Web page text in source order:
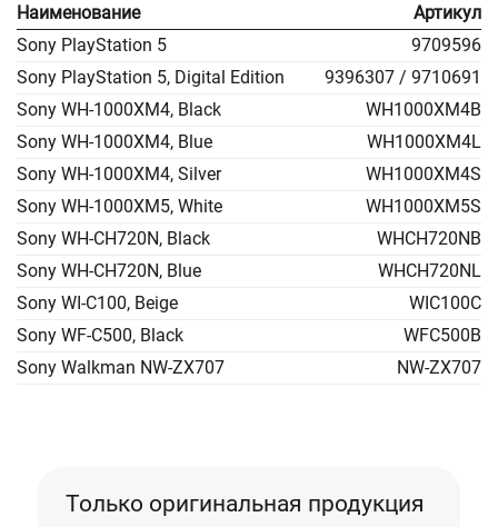
Наименование
Артикул
Sony PlayStation 5
9709596
Sony PlayStation 5, Digital Edition
9396307 / 9710691
Sony WH-1000XM4, Black
WH1000XM4B
Sony WH-1000XM4, Blue
WH1000XM4L
Sony WH-1000XM4, Silver
WH1000XM4S
Sony WH-1000XM5, White
WH1000XM5S
Sony WH-CH720N, Black
WHCH720NB
Sony WH-CH720N, Blue
WHCH720NL
Sony WI-C100, Beige
WIC100C
Sony WF-C500, Black
WFC500B
Sony Walkman NW-ZX707
NW-ZX707
Только оригинальная продукция